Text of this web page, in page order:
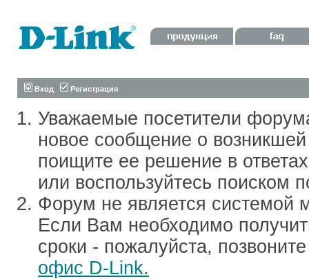
Вход Регистрация
Уважаемые посетители
новое сообщение о
поищите ее решение в
или воспользуйтесь поиском
Форум не является системой
Если Вам необходимо
сроки - пожалуйста,
офис D-Link.